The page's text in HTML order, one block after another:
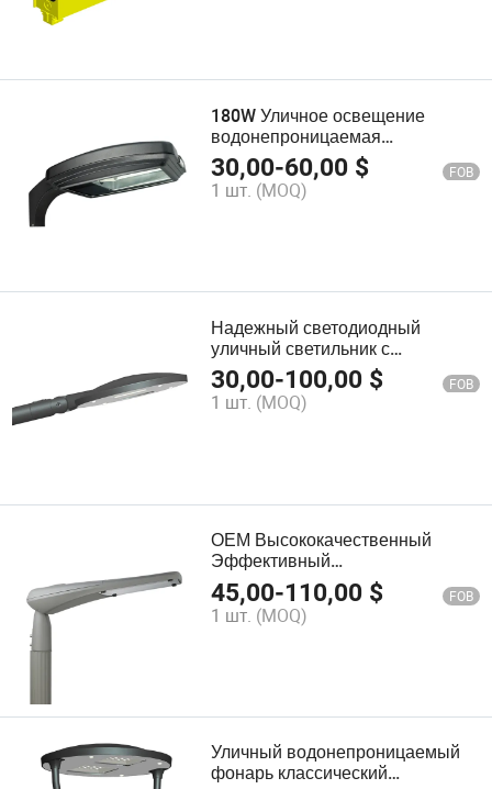
180W Уличное освещение
водонепроницаемая
энергосберегающая лампа
высокой мощности IP66 100W
150W 200W 300W
30,00-60,00 $ FOB
1 шт. (MOQ)
Надежный светодиодный
уличный светильник с
регулируемой яркостью
Options3.
30,00-100,00 $ FOB
1 шт. (MOQ)
ОЕМ Высококачественный
Эффективный
Энергосберегающий Уличный
Светильник IP66
Водонепроницаемая Уличная
45,00-110,00 $ FOB
1 шт. (MOQ)
Уличный водонепроницаемый
фонарь классический